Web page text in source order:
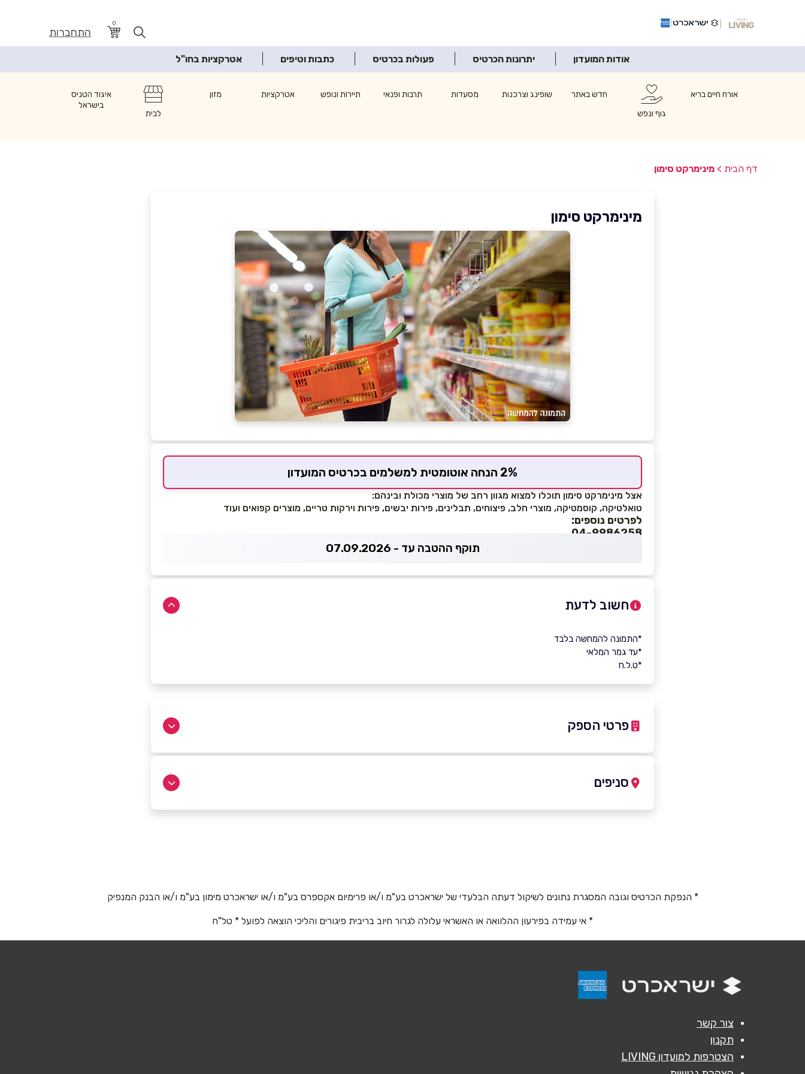
0
התחברות
אודות המועדון יתרונות הכרטיס פעולות בכרטיס כתבות וטיפים אטרקציות בחו"ל
אורח חיים בריא
גוף ונפש
חדש באתר שופינג וצרכנות מסעדות תרבות ופנאי תיירות ונופש אטרקציות
מזון
לבית
איגוד הטניס
בישראל
דף הבית > מינימרקט סימון
מינימרקט סימון
2% הנחה אוטומטית למשלמים בכרטיס המועדון
אצל מינימרקט סימון תוכלו למצוא מגוון רחב של מוצרי מכולת ובינהם:
טואלטיקה, קוסמטיקה, מוצרי חלב, פיצוחים, תבלינים, פירות יבשים, פירות וירקות טריים, מוצרים קפואים ועוד
לפרטים נוספים:
04-9986258
תוקף ההטבה עד - 07.09.2026
חשוב לדעת
*התמונה להמחשה בלבד
*עד גמר המלאי
*ט.ל.ח
פרטי הספק
נושא*
אנא חזרו אלי בקשר ל...
סניפים
* הנפקת הכרטיס וגובה המסגרת נתונים לשיקול דעתה הבלעדי של ישראכרט בע"מ ו/או פרימיום אקספרס בע"מ ו/או ישראכרט מימון בע"מ ו/או הבנק המנפיק
* אי עמידה בפירעון ההלוואה או האשראי עלולה לגרור חיוב בריבית פיגורים והליכי הוצאה לפועל * טל"ח
צור קשר
תקנון
הצטרפות למועדון LIVING